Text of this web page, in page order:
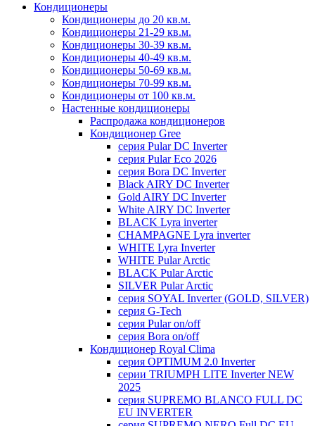
Кондиционеры
Кондиционеры до 20 кв.м.
Кондиционеры 21-29 кв.м.
Кондиционеры 30-39 кв.м.
Кондиционеры 40-49 кв.м.
Кондиционеры 50-69 кв.м.
Кондиционеры 70-99 кв.м.
Кондиционеры от 100 кв.м.
Настенные кондиционеры
Распродажа кондиционеров
Кондиционер Gree
серия Pular DC Inverter
серия Pular Eco 2026
серия Bora DC Inverter
Black AIRY DC Inverter
Gold AIRY DC Inverter
White AIRY DC Inverter
BLACK Lyra inverter
CHAMPAGNE Lyra inverter
WHITE Lyra Inverter
WHITE Pular Arctic
BLACK Pular Arctic
SILVER Pular Arctic
серия SOYAL Inverter (GOLD, SILVER)
серия G-Tech
серия Pular on/off
серия Bora on/off
Кондиционер Royal Clima
серия OPTIMUM 2.0 Inverter
серии TRIUMPH LITE Inverter NEW
2025
серия SUPREMO BLANCO FULL DC
EU INVERTER